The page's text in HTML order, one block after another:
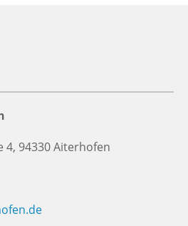
4, 94330 Aiterhofen